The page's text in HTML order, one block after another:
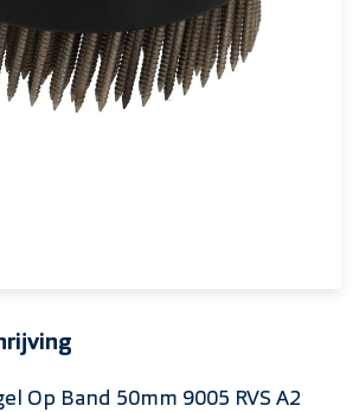
Op Band 50mm 9005 RVS A2